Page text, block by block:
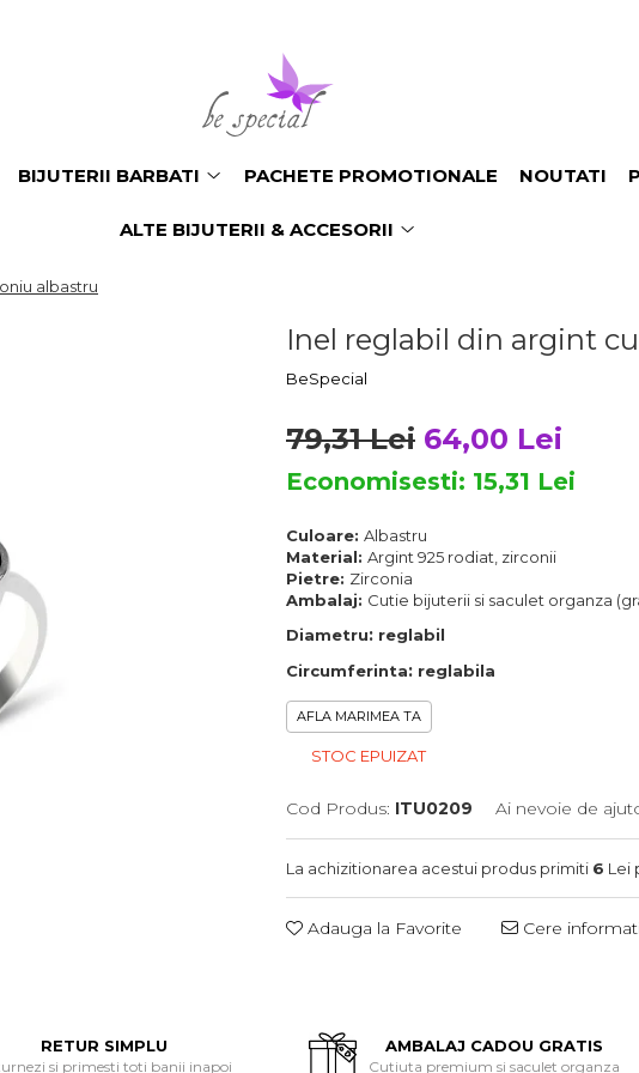
BIJUTERII BARBATI PACHETE PROMOTIONALE NOUTATI
ALTE BIJUTERII & ACCESORII
albastru
Inel reglabil din argint
BeSpecial
79,31 Lei 64,00 Lei
Economisesti: 15,31 Lei
Culoare: Albastru
Material: Argint 925 rodiat, zirconii
Pietre: Zirconia
Ambalaj: Cutie bijuterii si saculet organza
Diametru: reglabil
Circumferinta: reglabila
AFLA MARIMEA TA
STOC EPUIZAT
Cod Produs: ITU0209 Ai nevoie de
La achizitionarea acestui produs primiti 6 Lei
Adauga la Favorite Cere
RETUR SIMPLU
si primesti toti banii inapoi
AMBALAJ CADOU GRATIS
Cutiuta premium si saculet organza